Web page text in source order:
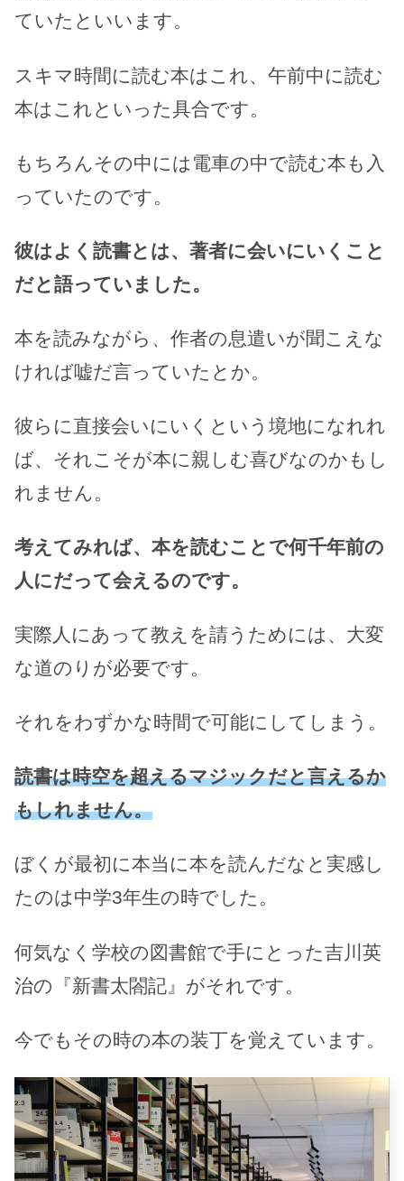
ていたといいます。
スキマ時間に読む本はこれ、午前中に読む
本はこれといった具合です。
もちろんその中には電車の中で読む本も入
っていたのです。
彼はよく読書とは、著者に会いにいくこと
だと語っていました。
本を読みながら、作者の息遣いが聞こえな
ければ嘘だ言っていたとか。
彼らに直接会いにいくという境地になれれ
ば、それこそが本に親しむ喜びなのかもし
れません。
考えてみれば、本を読むことで何千年前の
人にだって会えるのです。
実際人にあって教えを請うためには、大変
な道のりが必要です。
それをわずかな時間で可能にしてしまう。
読書は時空を超えるマジックだと言えるか
もしれません。
ぼくが最初に本当に本を読んだなと実感し
たのは中学3年生の時でした。
何気なく学校の図書館で手にとった吉川英
治の『新書太閤記』がそれです。
今でもその時の本の装丁を覚えています。